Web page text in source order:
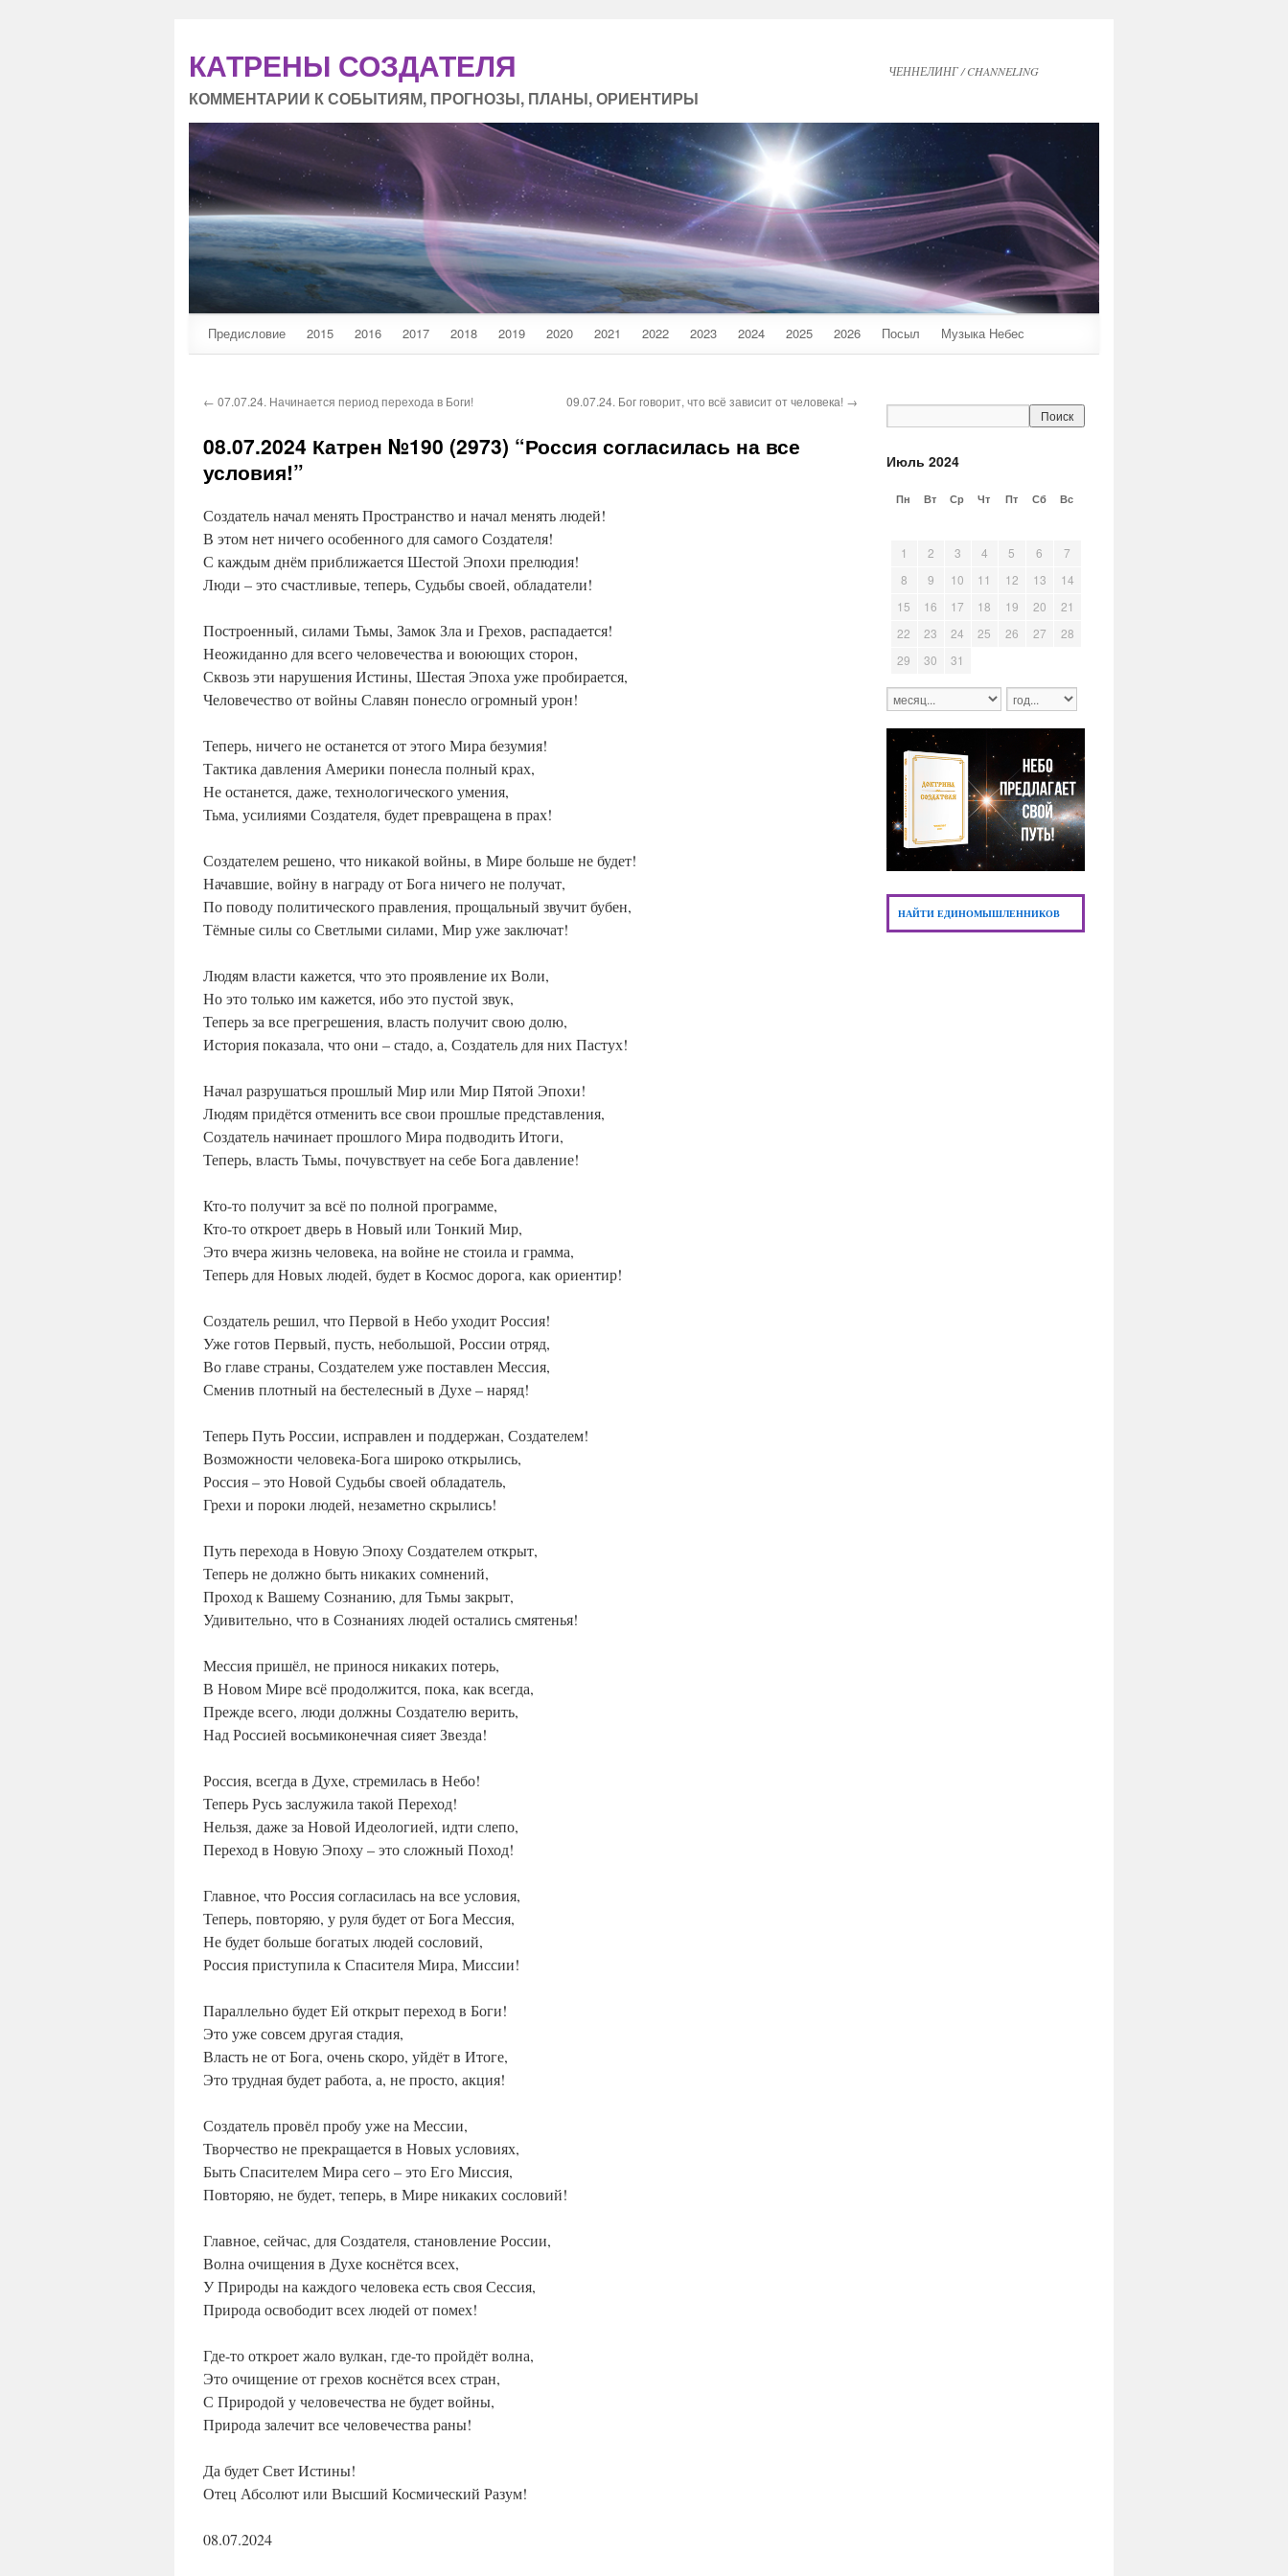
ЧЕННЕЛИНГ / CHANNELING
КАТРЕНЫ СОЗДАТЕЛЯ
КОММЕНТАРИИ К СОБЫТИЯМ, ПРОГНОЗЫ, ПЛАНЫ, ОРИЕНТИРЫ
Предисловие 2015 2016 2017 2018 2019 2020 2021 2022 2023 2024 2025 2026 Посыл Музыка Небес
Июль 2024
Пн Вт Ср Чт Пт Сб Вс
1
2 3 4 5 6
7
8
9 10 11 12 13
14
15
16 17 18 19 20
21
22
23 24 25 26 27
28
29
30 31
НАЙТИ ЕДИНОМЫШЛЕННИКОВ
← 07.07.24. Начинается период перехода в Боги! 09.07.24. Бог говорит, что всё зависит от человека! →
08.07.2024 Катрен №190 (2973) “Россия согласилась на все
условия!”
Создатель начал менять Пространство и начал менять людей!
В этом нет ничего особенного для самого Создателя!
С каждым днём приближается Шестой Эпохи прелюдия!
Люди – это счастливые, теперь, Судьбы своей, обладатели!
Построенный, силами Тьмы, Замок Зла и Грехов, распадается!
Неожиданно для всего человечества и воюющих сторон,
Сквозь эти нарушения Истины, Шестая Эпоха уже пробирается,
Человечество от войны Славян понесло огромный урон!
Теперь, ничего не останется от этого Мира безумия!
Тактика давления Америки понесла полный крах,
Не останется, даже, технологического умения,
Тьма, усилиями Создателя, будет превращена в прах!
Создателем решено, что никакой войны, в Мире больше не будет!
Начавшие, войну в награду от Бога ничего не получат,
По поводу политического правления, прощальный звучит бубен,
Тёмные силы со Светлыми силами, Мир уже заключат!
Людям власти кажется, что это проявление их Воли,
Но это только им кажется, ибо это пустой звук,
Теперь за все прегрешения, власть получит свою долю,
История показала, что они – стадо, а, Создатель для них Пастух!
Начал разрушаться прошлый Мир или Мир Пятой Эпохи!
Людям придётся отменить все свои прошлые представления,
Создатель начинает прошлого Мира подводить Итоги,
Теперь, власть Тьмы, почувствует на себе Бога давление!
Кто-то получит за всё по полной программе,
Кто-то откроет дверь в Новый или Тонкий Мир,
Это вчера жизнь человека, на войне не стоила и грамма,
Теперь для Новых людей, будет в Космос дорога, как ориентир!
Создатель решил, что Первой в Небо уходит Россия!
Уже готов Первый, пусть, небольшой, России отряд,
Во главе страны, Создателем уже поставлен Мессия,
Сменив плотный на бестелесный в Духе – наряд!
Теперь Путь России, исправлен и поддержан, Создателем!
Возможности человека-Бога широко открылись,
Россия – это Новой Судьбы своей обладатель,
Грехи и пороки людей, незаметно скрылись!
Путь перехода в Новую Эпоху Создателем открыт,
Теперь не должно быть никаких сомнений,
Проход к Вашему Сознанию, для Тьмы закрыт,
Удивительно, что в Сознаниях людей остались смятенья!
Мессия пришёл, не принося никаких потерь,
В Новом Мире всё продолжится, пока, как всегда,
Прежде всего, люди должны Создателю верить,
Над Россией восьмиконечная сияет Звезда!
Россия, всегда в Духе, стремилась в Небо!
Теперь Русь заслужила такой Переход!
Нельзя, даже за Новой Идеологией, идти слепо,
Переход в Новую Эпоху – это сложный Поход!
Главное, что Россия согласилась на все условия,
Теперь, повторяю, у руля будет от Бога Мессия,
Не будет больше богатых людей сословий,
Россия приступила к Спасителя Мира, Миссии!
Параллельно будет Ей открыт переход в Боги!
Это уже совсем другая стадия,
Власть не от Бога, очень скоро, уйдёт в Итоге,
Это трудная будет работа, а, не просто, акция!
Создатель провёл пробу уже на Мессии,
Творчество не прекращается в Новых условиях,
Быть Спасителем Мира сего – это Его Миссия,
Повторяю, не будет, теперь, в Мире никаких сословий!
Главное, сейчас, для Создателя, становление России,
Волна очищения в Духе коснётся всех,
У Природы на каждого человека есть своя Сессия,
Природа освободит всех людей от помех!
Где-то откроет жало вулкан, где-то пройдёт волна,
Это очищение от грехов коснётся всех стран,
С Природой у человечества не будет войны,
Природа залечит все человечества раны!
Да будет Свет Истины!
Отец Абсолют или Высший Космический Разум!
08.07.2024